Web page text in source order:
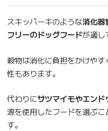
スキッパーキのような消化器
フリーのドッグフードが適し
穀物は消化に負担をかけやす
性もあります。
代わりにサツマイモやエンド
源を使用したフードを選ぶ
す。